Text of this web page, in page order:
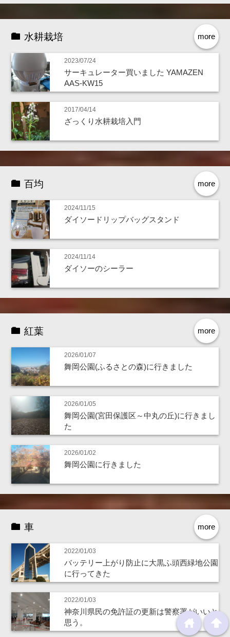
more
水耕栽培
2023/07/24
サーキュレーター買いました YAMAZEN
AAS-KW15
2017/04/14
ざっくり水耕栽培入門
more
百均
2024/11/15
ダイソードリップバッグスタンド
2024/11/14
ダイソーのシーラー
more
紅葉
2026/01/07
舞岡公園(ふるさとの森)に行きました
2026/01/05
舞岡公園(宮田保護区～中丸の丘)に行きまし
た
2026/01/02
舞岡公園に行きました
more
車
2022/01/03
バッテリー上がり防止に大黒ふ頭西緑地公園
に行ってきた
2022/01/03
神奈川県民の免許証の更新は警察署がいいと
思う。
arrowup
home